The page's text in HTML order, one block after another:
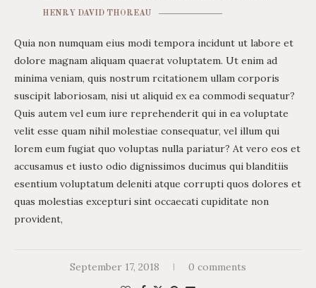
HENRY DAVID THOREAU
Quia non numquam eius modi tempora incidunt ut labore et
dolore magnam aliquam quaerat voluptatem. Ut enim ad
minima veniam, quis nostrum rcitationem ullam corporis
suscipit laboriosam, nisi ut aliquid ex ea commodi sequatur?
Quis autem vel eum iure reprehenderit qui in ea voluptate
velit esse quam nihil molestiae consequatur, vel illum qui
lorem eum fugiat quo voluptas nulla pariatur? At vero eos et
accusamus et iusto odio dignissimos ducimus qui blanditiis
esentium voluptatum deleniti atque corrupti quos dolores et
quas molestias excepturi sint occaecati cupiditate non
provident,
September 17, 2018 0 comments